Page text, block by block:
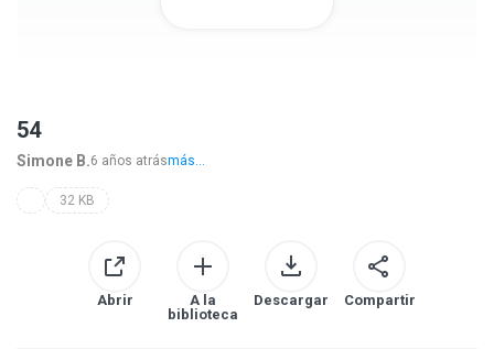
54
Simone B.6 años atrásmás...
32 KB
Abrir
A la
biblioteca
Descargar Compartir